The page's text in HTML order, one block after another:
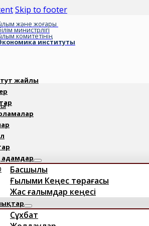
Skip to footer
және жоғары
министрлігі
комитетінің
институты
жайлы
адамдар
Басшылық
Ғылыми Кеңес төрағасы
Жас ғалымдар кеңесі
Сұхбат